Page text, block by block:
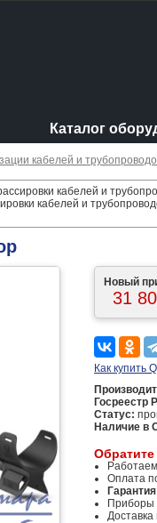
Каталог
кабелей и
кабелей и
кабелей и
Новый
31
Как купить
Госреестр
Статус:
Наличие в
Оплата
Приборы
Доставка